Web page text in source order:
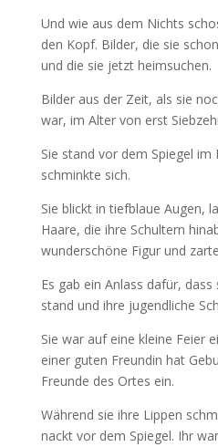
Und wie aus dem Nichts
den Kopf. Bilder, die sie
und die sie jetzt heimsuchen.
Bilder aus der Zeit, als sie
war, im Alter von erst
Sie stand vor dem Spiegel im
schminkte sich.
Sie blickt in tiefblaue Augen,
Haare, die ihre Schultern
wunderschöne Figur und
Es gab ein Anlass dafür,
stand und ihre jugendliche
Sie war auf eine kleine Feier
einer guten Freundin hat
Freunde des Ortes ein.
Während sie ihre Lippen
nackt vor dem Spiegel. Ihr